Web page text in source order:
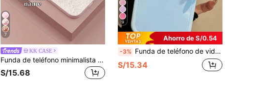
7
KK CASE
Funda de teléfono minimalista rosa con elemento de encaje personalizado, 1 pieza con nombre personalizado, funda creativa de encaje rosa compatible con Samsung S24 Ultra/S25 Ultra y 17 Pro Max/16 Pro Max/15 Pro/14 Plus/13 Pro/12 Pro Max/11/Xs Max/8/7/6 Plus, adecuada como regalo de cumpleaños para novia/novio o uso personal, fundas de teléfono lindas, versión internacional, no la versión doméstica, regalo de cumpleaños de primavera, funda de teléfono coquette
S/15.68
9
Ahorro de S/0.54
-3% Funda de teléfono de vidrio brillante de unicolor de lujo compatible con iPhone 17 Pro Max 16 15 14 13 12 11 Pro Max, lente protectora, anti-caída, anti-choque, cubierta trasera dura
S/15.34